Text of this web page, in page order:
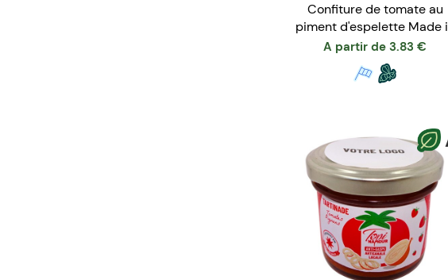
Confiture de tomate au
piment d'espelette Made
France - 135 gr
A partir de 3.83 €